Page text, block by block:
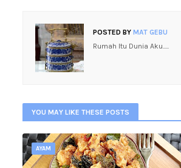
POSTED BY MAT GEBU
Rumah Itu Dunia Aku.....
YOU MAY LIKE THESE POSTS
AYAM